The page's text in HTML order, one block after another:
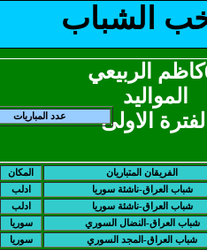
عدد المباريات
المواليد
الاولى
الشباب
المكان
الفريقان المتباريان
ادلب
شباب العراق-ناشئة سوريا
ادلب
شباب العراق-ناشئة سوريا
سوريا
شباب العراق-النضال السوري
سوريا
شباب العراق-المجد السوري